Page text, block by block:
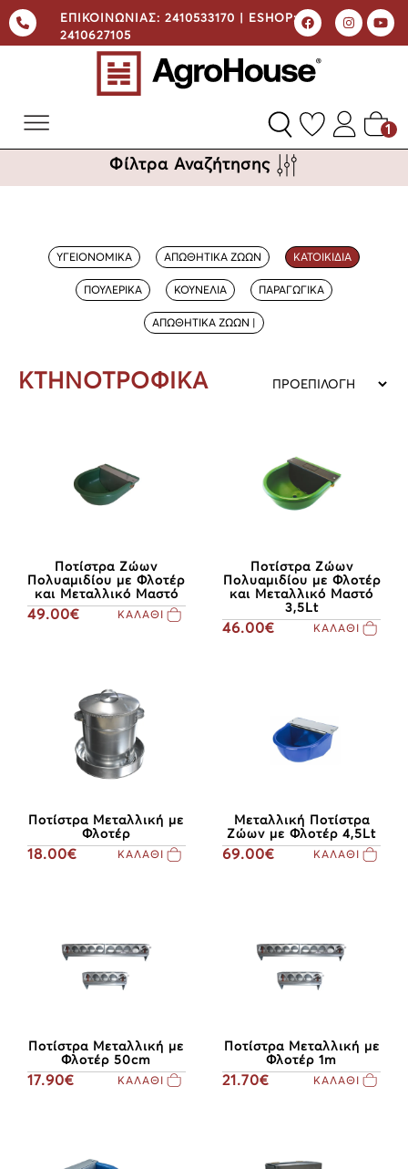
ΕΠΙΚΟΙΝΩΝΙΑΣ: 2410533170 | ESHOP:
2410627105
1
Φίλτρα Αναζήτησης
ΥΓΕΙΟΝΟΜΙΚΑ ΑΠΩΘΗΤΙΚΑ ΖΩΩΝ ΚΑΤΟΙΚΙΔΙΑ
ΠΟΥΛΕΡΙΚΑ ΚΟΥΝΕΛΙΑ ΠΑΡΑΓΩΓΙΚΑ
ΑΠΩΘΗΤΙΚΑ ΖΩΩΝ |
ΚΤΗΝΟΤΡΟΦΙΚΑ
Ποτίστρα Ζώων
Πολυαμιδίου με Φλοτέρ
και Μεταλλικό Μαστό
49.00€ ΚΑΛΑΘΙ
Ποτίστρα Ζώων
Πολυαμιδίου με Φλοτέρ
και Μεταλλικό Μαστό
3,5Lt
46.00€ ΚΑΛΑΘΙ
Ποτίστρα Μεταλλική με
Φλοτέρ
18.00€ ΚΑΛΑΘΙ
Μεταλλική Ποτίστρα
Ζώων με Φλοτέρ 4,5Lt
69.00€ ΚΑΛΑΘΙ
Ποτίστρα Μεταλλική με
Φλοτέρ 50cm
17.90€ ΚΑΛΑΘΙ
Ποτίστρα Μεταλλική με
Φλοτέρ 1m
21.70€ ΚΑΛΑΘΙ